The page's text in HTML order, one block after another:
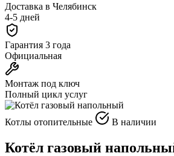
Доставка в Челябинск
4-5 дней
Гарантия 3 года
Официальная
Монтаж под ключ
Полный цикл услуг
Котлы отопительные В наличии
Котёл газовый